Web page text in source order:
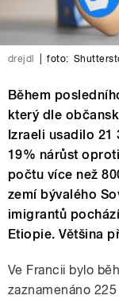
drejdl foto:
Během
který dle
Izraeli usadilo 21
19% nárůst
počtu více než
zemí bývalého
imigrantů
Etiopie. Většina
Ve Francii bylo
zaznamenáno